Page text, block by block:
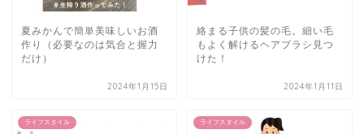
夏みかんで簡単美味しいお酒
作り（必要なのは気合と握力
だけ）
2024年1月15日
絡まる子供の髪の毛。細い毛
もよく解けるヘアブラシ見つ
けた！
2024年1月11日
ライフスタイル ライフスタイル